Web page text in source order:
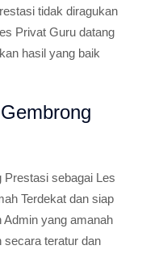
tidak diragukan
Privat Guru datang
hasil yang baik
sebagai Les
Terdekat dan siap
Admin yang amanah
secara teratur dan